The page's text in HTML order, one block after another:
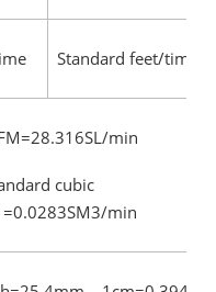
Standard feet/time
min
cubic
min